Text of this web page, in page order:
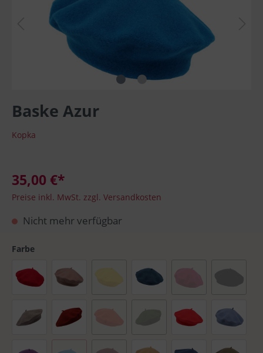
Baske Azur
Kopka
35,00 €*
Preise inkl. MwSt. zzgl. Versandkosten
Nicht mehr verfügbar
Farbe